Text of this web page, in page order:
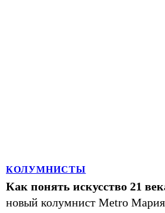
КОЛУМНИСТЫ
Как понять искусство 21
новый колумнист Metro